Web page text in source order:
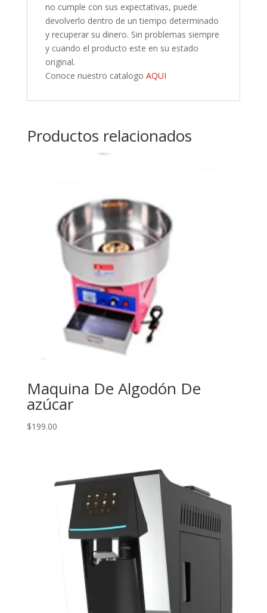
no cumple con sus expectativas, puede
devolverlo dentro de un tiempo determinado
y recuperar su dinero. Sin problemas siempre
y cuando el producto este en su estado
original.
Conoce nuestro catalogo AQUI
Productos relacionados
Maquina De Algodón De
azúcar
$199.00